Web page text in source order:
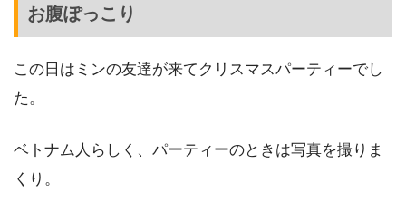
お腹ぽっこり
この日はミンの友達が来てクリスマスパーティーでし
た。
ベトナム人らしく、パーティーのときは写真を撮りま
くり。